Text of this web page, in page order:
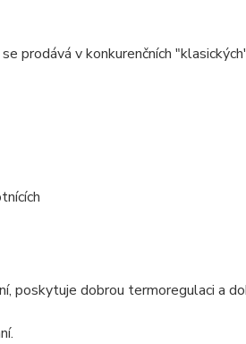
prodává v konkurenčních
poskytuje dobrou termoregulaci a